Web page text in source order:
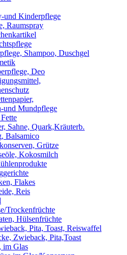
und Kinderpflege
Raumspray
Shampoo, Duschgel
Deo
und Mundpflege
Sahne, Quark,Kräuterb.
Balsamico
Grütze
Kokosmilch
Flakes
Reis
Trockenfrüchte
Hülsenfrüchte
Pita, Toast, Reiswaffel
Zwieback, Pita,Toast
im Glas